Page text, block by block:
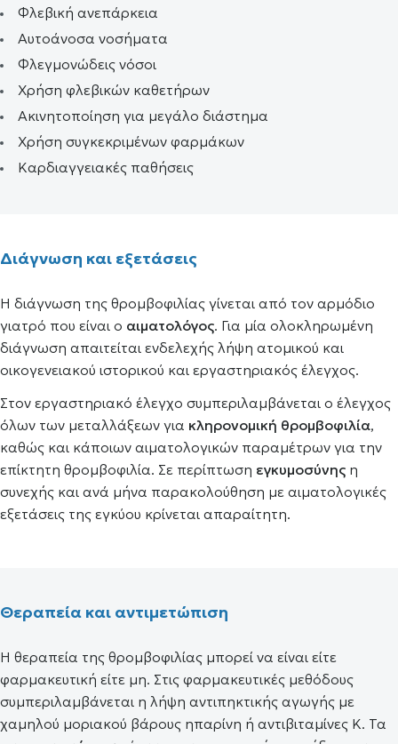
Φλεβική ανεπάρκεια
Αυτοάνοσα νοσήματα
Φλεγμονώδεις νόσοι
Χρήση φλεβικών καθετήρων
Ακινητοποίηση για μεγάλο διάστημα
Χρήση συγκεκριμένων φαρμάκων
Καρδιαγγειακές παθήσεις
Διάγνωση και εξετάσεις
Η διάγνωση της θρομβοφιλίας γίνεται από τον αρμόδιο
γιατρό που είναι ο αιματολόγος. Για μία ολοκληρωμένη
διάγνωση απαιτείται ενδελεχής λήψη ατομικού και
οικογενειακού ιστορικού και εργαστηριακός έλεγχος.
Στον εργαστηριακό έλεγχο συμπεριλαμβάνεται ο έλεγχος
όλων των μεταλλάξεων για κληρονομική θρομβοφιλία,
καθώς και κάποιων αιματολογικών παραμέτρων για την
επίκτητη θρομβοφιλία. Σε περίπτωση εγκυμοσύνης η
συνεχής και ανά μήνα παρακολούθηση με αιματολογικές
εξετάσεις της εγκύου κρίνεται απαραίτητη.
Θεραπεία και αντιμετώπιση
Η θεραπεία της θρομβοφιλίας μπορεί να είναι είτε
φαρμακευτική είτε μη. Στις φαρμακευτικές μεθόδους
συμπεριλαμβάνεται η λήψη αντιπηκτικής αγωγής με
χαμηλού μοριακού βάρους ηπαρίνη ή αντιβιταμίνες Κ. Τα